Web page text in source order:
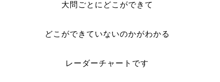
大問ごとにどこができて
どこができていないのかがわかる
レーダーチャートです